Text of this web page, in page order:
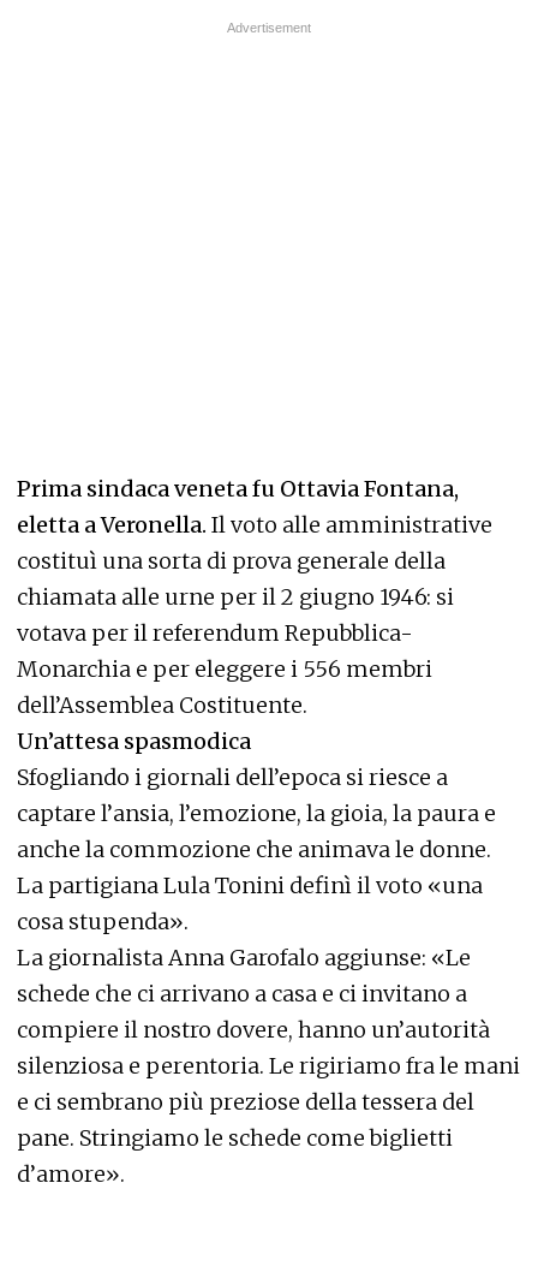
Prima sindaca veneta fu Ottavia Fontana,
eletta a Veronella. Il voto alle amministrative
costituì una sorta di prova generale della
chiamata alle urne per il 2 giugno 1946: si
votava per il referendum Repubblica-
Monarchia e per eleggere i 556 membri
dell’Assemblea Costituente.
Un’attesa spasmodica
Sfogliando i giornali dell’epoca si riesce a
captare l’ansia, l’emozione, la gioia, la paura e
anche la commozione che animava le donne.
La partigiana Lula Tonini definì il voto «una
cosa stupenda».
La giornalista Anna Garofalo aggiunse: «Le
schede che ci arrivano a casa e ci invitano a
compiere il nostro dovere, hanno un’autorità
silenziosa e perentoria. Le rigiriamo fra le mani
e ci sembrano più preziose della tessera del
pane. Stringiamo le schede come biglietti
d’amore».